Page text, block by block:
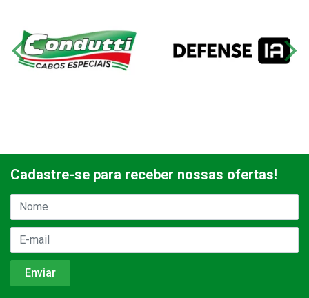
Cadastre-se para receber nossas ofertas!